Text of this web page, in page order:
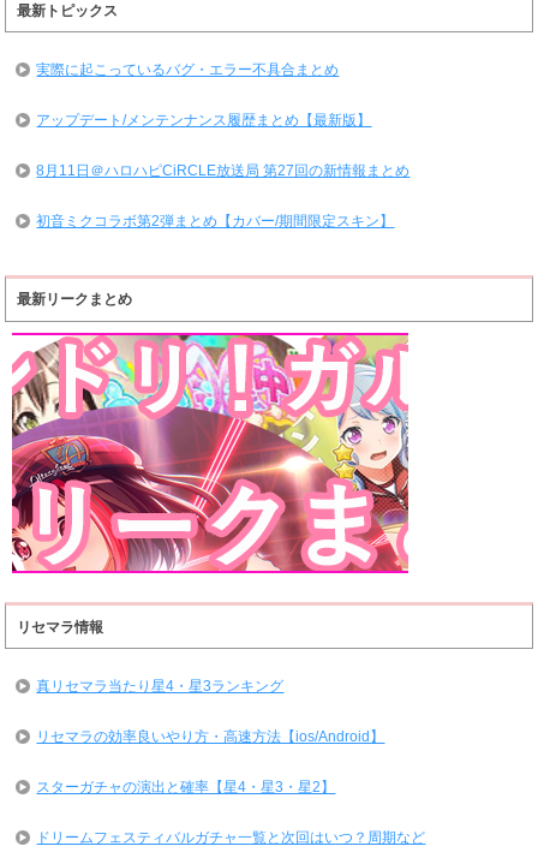
最新トピックス
実際に起こっているバグ・エラー不具合まとめ
アップデート/メンテンナンス履歴まとめ【最新版】
8月11日＠ハロハピCiRCLE放送局 第27回の新情報まとめ
初音ミクコラボ第2弾まとめ【カバー/期間限定スキン】
最新リークまとめ
リセマラ情報
真リセマラ当たり星4・星3ランキング
リセマラの効率良いやり方・高速方法【ios/Android】
スターガチャの演出と確率【星4・星3・星2】
ドリームフェスティバルガチャ一覧と次回はいつ？周期など